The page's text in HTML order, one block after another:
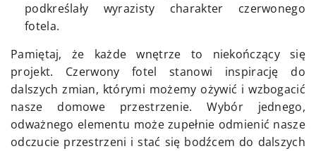
podkreślały wyrazisty charakter czerwonego
fotela.
Pamiętaj, że każde wnętrze to niekończący się
projekt. Czerwony fotel stanowi inspirację do
dalszych zmian, którymi możemy ożywić i wzbogacić
nasze domowe przestrzenie. Wybór jednego,
odważnego elementu może zupełnie odmienić nasze
odczucie przestrzeni i stać się bodźcem do dalszych